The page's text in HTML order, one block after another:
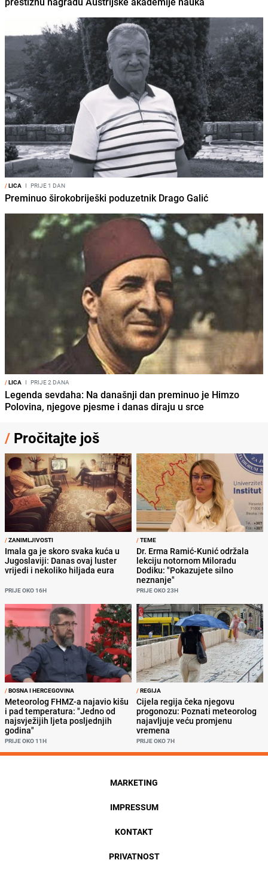
/LICA I PRIJE 1 DAN
Preminuo širokobriješki poduzetnik Drago Galić
/LICA I PRIJE 2 DANA
Legenda sevdaha: Na današnji dan preminuo je Himzo
Polovina, njegove pjesme i danas diraju u srce
/ Pročitajte još
/ZANIMLJIVOSTI
Imala ga je skoro svaka kuća u
Jugoslaviji: Danas ovaj luster
vrijedi i nekoliko hiljada eura
PRIJE OKO 16H
/TEME
Dr. Erma Ramić-Kunić održala
lekciju notornom Miloradu
Dodiku: "Pokazujete silno
neznanje"
PRIJE OKO 23H
/BOSNA I HERCEGOVINA
Meteorolog FHMZ-a najavio kišu
i pad temperatura: "Jedno od
najsvježijih ljeta posljednjih
godina"
PRIJE OKO 11H
/REGIJA
Cijela regija čeka njegovu
progonozu: Poznati meteorolog
najavljuje veću promjenu
vremena
PRIJE OKO 7H
MARKETING
IMPRESSUM
KONTAKT
PRIVATNOST